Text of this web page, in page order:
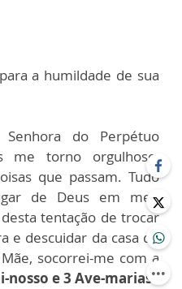
a humildade de sua
Senhora do Perpétuo
me torno orgulhoso,
que passam. Tudo
de Deus em meu
tentação de trocar
e descuidar da casa de
socorrei-me com a
nosso e 3 Ave-marias.